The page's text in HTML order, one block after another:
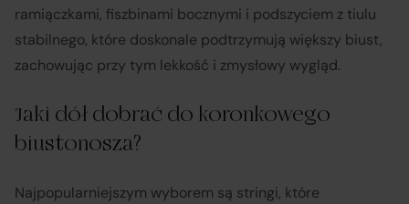
ramiączkami, fiszbinami bocznymi i podszyciem z tiulu
stabilnego, które doskonale podtrzymują większy biust,
zachowując przy tym lekkość i zmysłowy wygląd.
Jaki dół dobrać do koronkowego
biustonosza?
Najpopularniejszym wyborem są stringi, które